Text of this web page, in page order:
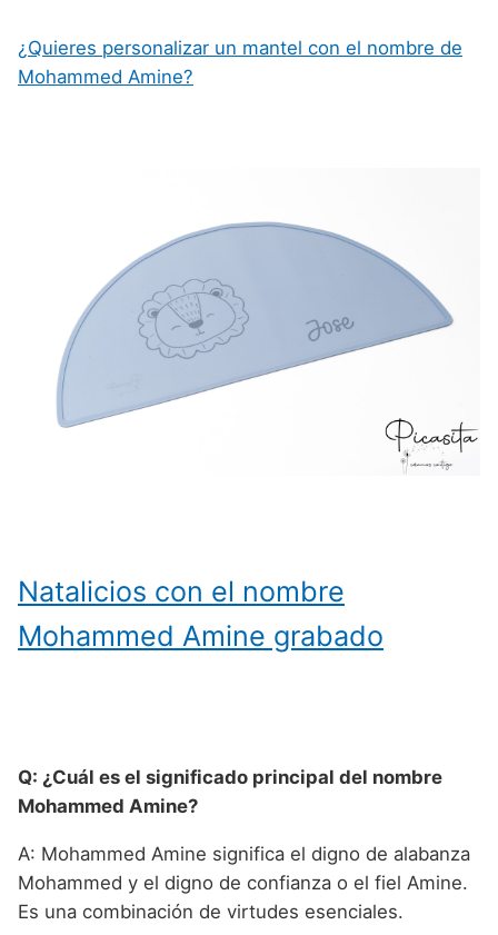
¿Quieres personalizar un mantel con el nombre de
Mohammed Amine?
Natalicios con el nombre
Mohammed Amine grabado
Q: ¿Cuál es el significado principal del nombre
Mohammed Amine?
A: Mohammed Amine significa el digno de alabanza
Mohammed y el digno de confianza o el fiel Amine.
Es una combinación de virtudes esenciales.